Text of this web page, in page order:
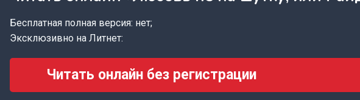
Бесплатная полная версия: нет;
Эксклюзивно на Литнет:
Читать онлайн без регистрации